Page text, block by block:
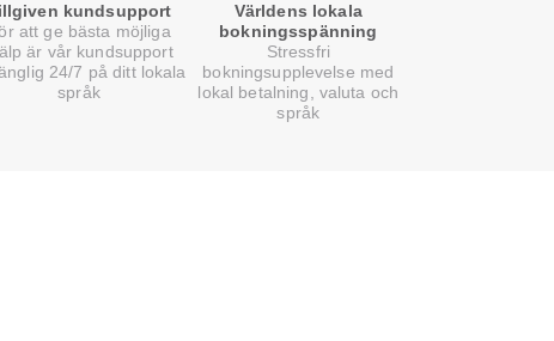
kundsupport
att ge bästa möjliga
är vår kundsupport
24/7 på ditt lokala
språk
Världens lokala
bokningsspänning
Stressfri
bokningsupplevelse med
lokal betalning, valuta och
språk